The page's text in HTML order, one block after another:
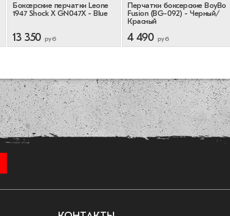
Боксерские перчатки Leone
1947 Shock X GN047X - Blue
13 350 руб
Перчатки боксерские BoyBo
Fusion (BG-092) - Черный/
Красный
4 490 руб